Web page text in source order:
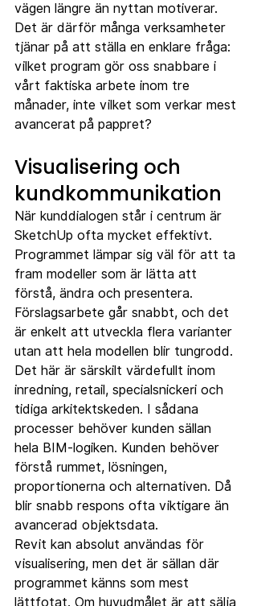
vägen längre än nyttan motiverar.
Det är därför många verksamheter
tjänar på att ställa en enklare fråga:
vilket program gör oss snabbare i
vårt faktiska arbete inom tre
månader, inte vilket som verkar mest
avancerat på pappret?
Visualisering och
kundkommunikation
När kunddialogen står i centrum är
SketchUp ofta mycket effektivt.
Programmet lämpar sig väl för att ta
fram modeller som är lätta att
förstå, ändra och presentera.
Förslagsarbete går snabbt, och det
är enkelt att utveckla flera varianter
utan att hela modellen blir tungrodd.
Det här är särskilt värdefullt inom
inredning, retail, specialsnickeri och
tidiga arkitektskeden. I sådana
processer behöver kunden sällan
hela BIM-logiken. Kunden behöver
förstå rummet, lösningen,
proportionerna och alternativen. Då
blir snabb respons ofta viktigare än
avancerad objektsdata.
Revit kan absolut användas för
visualisering, men det är sällan där
programmet känns som mest
lättfotat. Om huvudmålet är att sälja